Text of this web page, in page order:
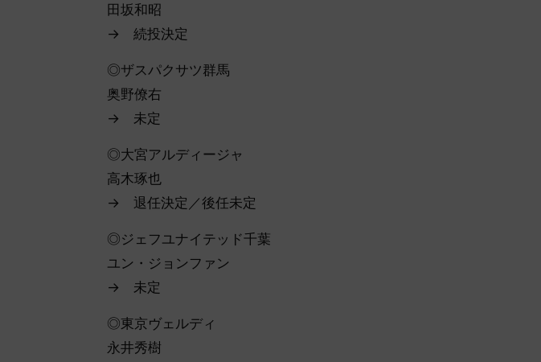
田坂和昭
→ 続投決定
◎ザスパクサツ群馬
奥野僚右
→ 未定
◎大宮アルディージャ
高木琢也
→ 退任決定／後任未定
◎ジェフユナイテッド千葉
ユン・ジョンファン
→ 未定
◎東京ヴェルディ
永井秀樹